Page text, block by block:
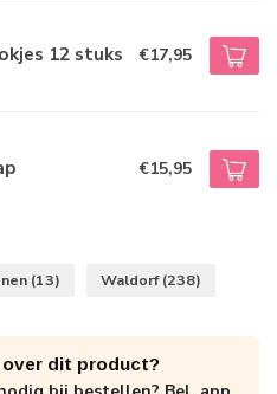
12 stuks €17,95
€15,95
(13) Waldorf(238)
over dit product?